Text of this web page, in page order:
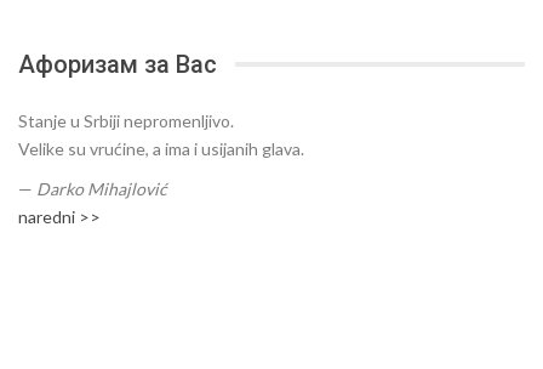
Афоризам за Вас
Stanje u Srbiji nepromenljivo.
Velike su vrućine, a ima i usijanih glava.
— Darko Mihajlović
naredni >>